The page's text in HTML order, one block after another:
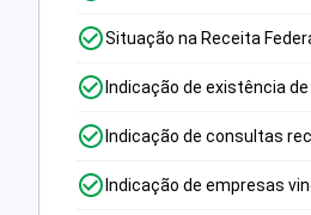
Situação na Receita
Indicação de existência
Indicação de consultas
Indicação de empresas